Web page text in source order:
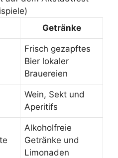
Getränke
Frisch gezapftes
Bier lokaler
Brauereien
Wein, Sekt und
Aperitifs
Alkoholfreie
Getränke und
Limonaden